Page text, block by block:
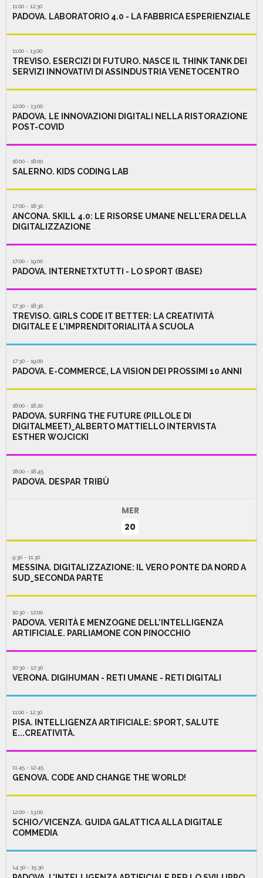
11:00 - 12:30
PADOVA. LABORATORIO 4.0 - LA FABBRICA ESPERIENZIALE
11:00 - 13:00
TREVISO. ESERCIZI DI FUTURO. NASCE IL THINK TANK DEI
SERVIZI INNOVATIVI DI ASSINDUSTRIA VENETOCENTRO
12:00 - 13:00
PADOVA. LE INNOVAZIONI DIGITALI NELLA RISTORAZIONE
POST-COVID
16:00 - 18:00
SALERNO. KIDS CODING LAB
17:00 - 18:30
ANCONA. SKILL 4.0: LE RISORSE UMANE NELL'ERA DELLA
DIGITALIZZAZIONE
17:00 - 19:00
PADOVA. INTERNETXTUTTI - LO SPORT (BASE)
17:30 - 18:30
TREVISO. GIRLS CODE IT BETTER: LA CREATIVITÀ
DIGITALE E L’IMPRENDITORIALITÀ A SCUOLA
17:30 - 19:00
PADOVA. E-COMMERCE, LA VISION DEI PROSSIMI 10 ANNI
18:00 - 18:20
PADOVA. SURFING THE FUTURE (PILLOLE DI
DIGITALMEET)_ALBERTO MATTIELLO INTERVISTA
ESTHER WOJCICKI
18:00 - 18:45
PADOVA. DESPAR TRIBÙ
MER
20
9:30 - 11:30
MESSINA. DIGITALIZZAZIONE: IL VERO PONTE DA NORD A
SUD_SECONDA PARTE
10:30 - 12:00
PADOVA. VERITÀ E MENZOGNE DELL’INTELLIGENZA
ARTIFICIALE. PARLIAMONE CON PINOCCHIO
10:30 - 12:30
VERONA. DIGIHUMAN - RETI UMANE - RETI DIGITALI
11:00 - 12:30
PISA. INTELLIGENZA ARTIFICIALE: SPORT, SALUTE
E...CREATIVITÀ.
11:45 - 12:45
GENOVA. CODE AND CHANGE THE WORLD!
12:00 - 13:00
SCHIO/VICENZA. GUIDA GALATTICA ALLA DIGITALE
COMMEDIA
14:30 - 15:30